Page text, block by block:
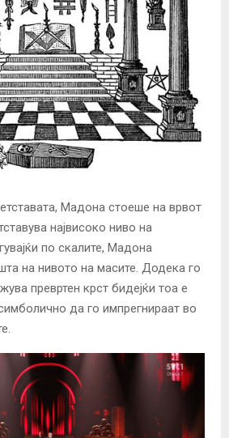
Мадона стоеше на врвот
највисоко ниво на
по скалите, Мадона
на нивото на масите. Додека го
превртен крст бидејќи тоа е
да го импрегнираат во